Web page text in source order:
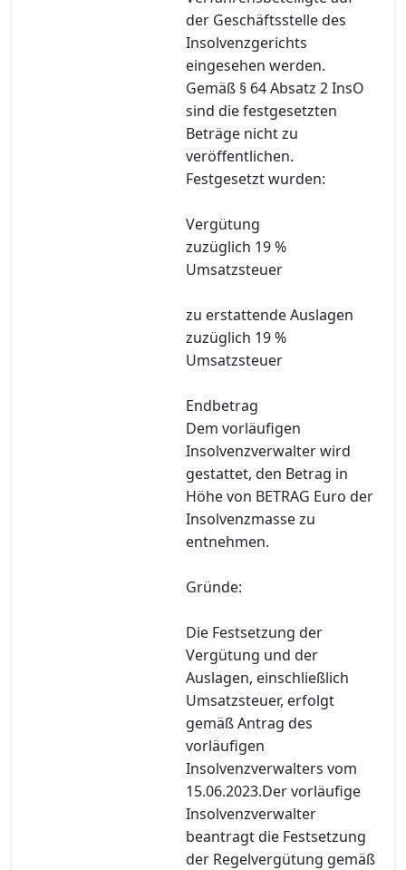
der Geschäftsstelle des
Insolvenzgerichts
eingesehen werden.
Gemäß § 64 Absatz 2 InsO
sind die festgesetzten
Beträge nicht zu
veröffentlichen.
Festgesetzt wurden:
Vergütung
zuzüglich 19 %
Umsatzsteuer
zu erstattende Auslagen
zuzüglich 19 %
Umsatzsteuer
Endbetrag
Dem vorläufigen
Insolvenzverwalter wird
gestattet, den Betrag in
Höhe von BETRAG Euro der
Insolvenzmasse zu
entnehmen.
Gründe:
Die Festsetzung der
Vergütung und der
Auslagen, einschließlich
Umsatzsteuer, erfolgt
gemäß Antrag des
vorläufigen
Insolvenzverwalters vom
15.06.2023.Der vorläufige
Insolvenzverwalter
beantragt die Festsetzung
der Regelvergütung gemäß